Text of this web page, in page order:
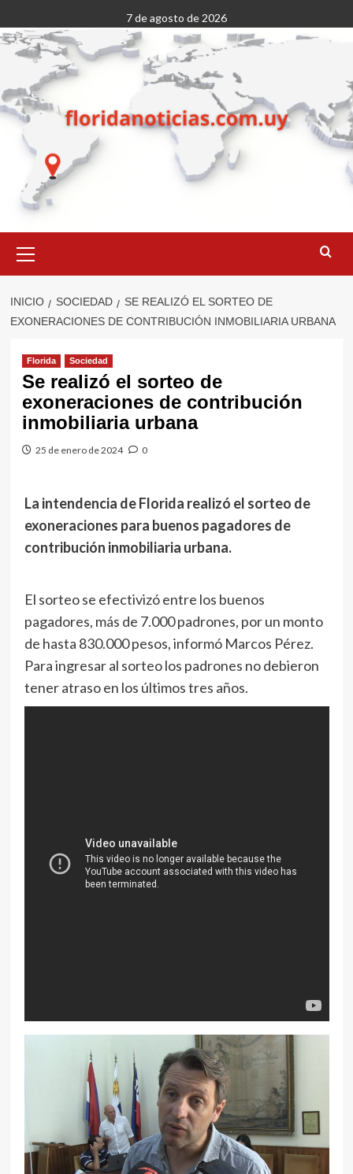
al
contenido
7 de agosto de 2026
primario
INICIO SOCIEDAD
SE REALIZÓ EL SORTEO DE
EXONERACIONES DE CONTRIBUCIÓN INMOBILIARIA URBANA
Florida Sociedad
Se realizó el sorteo de
exoneraciones de contribución
inmobiliaria urbana
25 de enero de 2024 0
La intendencia de Florida realizó el sorteo de
exoneraciones para buenos pagadores de
contribución inmobiliaria urbana.
El sorteo se efectivizó entre los buenos
pagadores, más de 7.000 padrones, por un monto
de hasta 830.000 pesos, informó Marcos Pérez.
Para ingresar al sorteo los padrones no debieron
tener atraso en los últimos tres años.